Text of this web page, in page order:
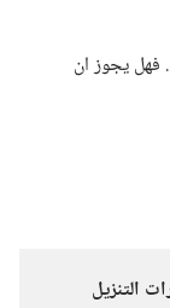
فهل يجوز ان
التنزيل